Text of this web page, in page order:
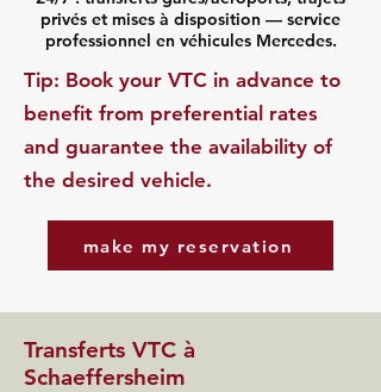
privés et mises à disposition — service
professionnel en véhicules Mercedes.
​Tip: Book your VTC in advance to
benefit from preferential rates
and guarantee the availability of
the desired vehicle.
make my reservation
Transferts VTC à
Schaeffersheim